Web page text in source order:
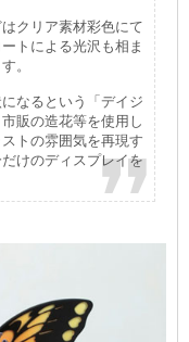
クリア素材彩色にて
トによる光沢も相ま
。
なるという「デイジ
販の造花等を使用し
トの雰囲気を再現す
けのディスプレイを